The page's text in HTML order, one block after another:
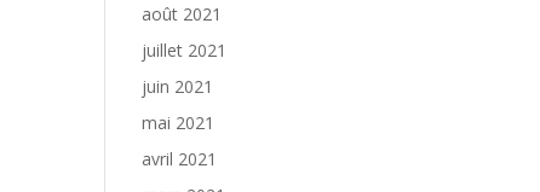
août 2021
juillet 2021
juin 2021
mai 2021
avril 2021